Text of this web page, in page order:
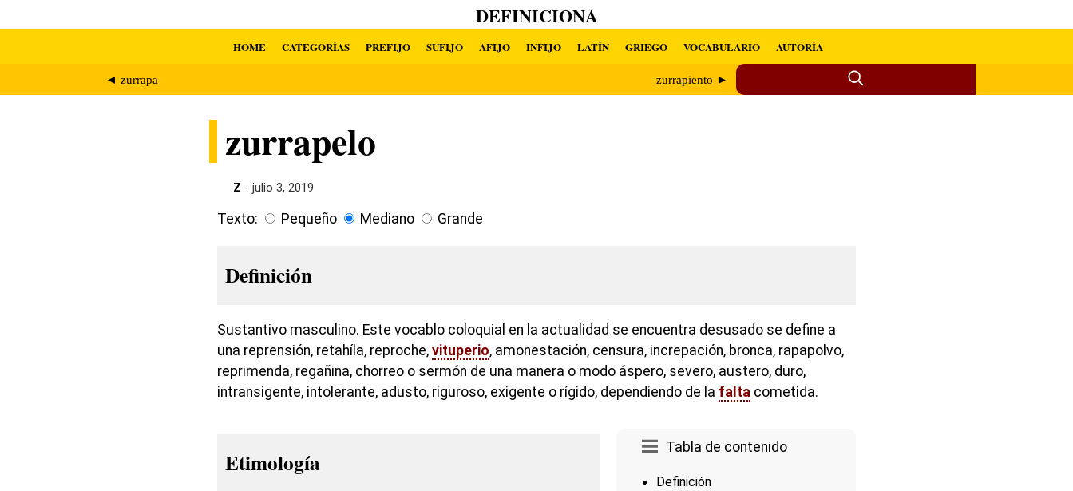
DEFINICIONA
HOME CATEGORÍAS PREFIJO SUFIJO AFIJO INFIJO LATÍN GRIEGO VOCABULARIO AUTORÍA
◄ zurrapa zurrapiento ►
zurrapelo
Z - julio 3, 2019
Texto: Pequeño Mediano Grande
Definición
Sustantivo masculino. Este vocablo coloquial en la actualidad se encuentra desusado se define a
una reprensión, retahíla, reproche, vituperio, amonestación, censura, increpación, bronca, rapapolvo,
reprimenda, regañina, chorreo o sermón de una manera o modo áspero, severo, austero, duro,
intransigente, intolerante, adusto, riguroso, exigente o rígido, dependiendo de la falta cometida.
Tabla de contenido
Definición
Etimología